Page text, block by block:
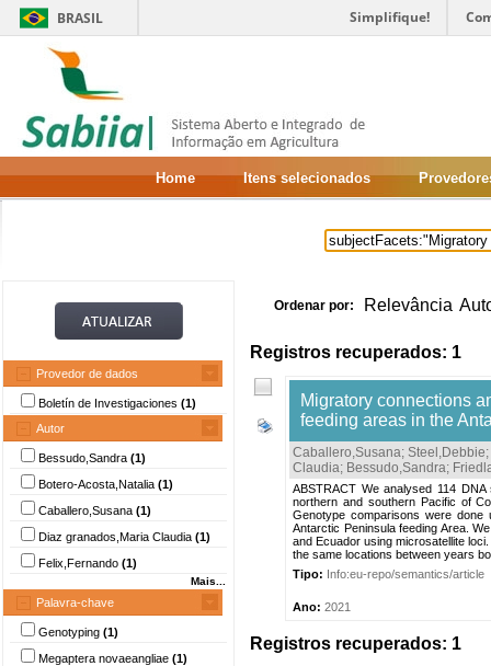
BRASIL Simplifique!
Home Itens selecionados
Provedor de dados
Boletín de Investigaciones (1)
Autor
Bessudo,Sandra (1)
Botero-Acosta,Natalia (1)
Caballero,Susana (1)
Diaz granados,Maria Claudia (1)
Felix,Fernando (1)
Mais...
Palavra-chave
Genotyping (1)
Megaptera novaeangliae (1)
Ordenar por: Relevância
Registros recuperados: 1
Migratory connections
feeding areas in the
Caballero,Susana; Steel,Debbie;
Claudia; Bessudo,Sandra;
ABSTRACT We analysed 114
northern and southern Pacific of
Genotype comparisons were done
Antarctic Peninsula feeding Area.
and Ecuador using microsatellite
the same locations between years
Tipo: Info:eu-repo/semantics/article
Ano: 2021
Registros recuperados: 1